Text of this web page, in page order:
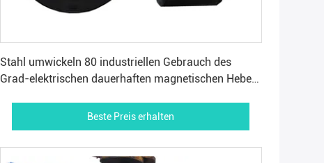
Stahl umwickeln 80 industriellen Gebrauch des
Grad-elektrischen dauerhaften magnetischen Heber-
Beste Preis erhalten